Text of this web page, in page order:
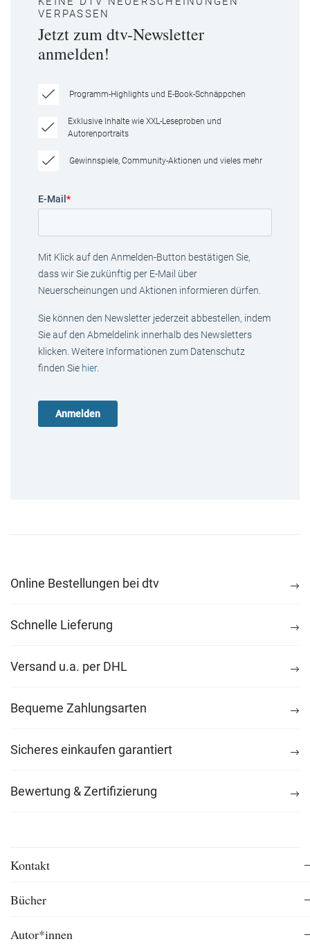
VERPASSEN
Jetzt zum dtv-Newsletter
anmelden!
Programm-Highlights und E-Book-Schnäppchen
Exklusive Inhalte wie XXL-Leseproben und
Autorenportraits
Gewinnspiele, Community-Aktionen und vieles mehr
E-Mail *
Mit Klick auf den Anmelden-Button bestätigen Sie,
dass wir Sie zukünftig per E-Mail über
Neuerscheinungen und Aktionen informieren dürfen.
Sie können den Newsletter jederzeit abbestellen, indem
Sie auf den Abmeldelink innerhalb des Newsletters
klicken. Weitere Informationen zum Datenschutz
finden Sie hier.
Online Bestellungen bei dtv
Schnelle Lieferung
Versand u.a. per DHL
Bequeme Zahlungsarten
Sicheres einkaufen garantiert
Bewertung & Zertifizierung
Kontakt
Bücher
Autor*innen